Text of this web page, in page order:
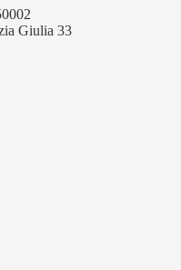
Giulia 33